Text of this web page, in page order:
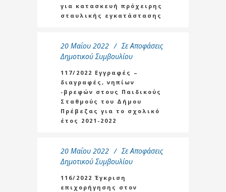
για κατασκευή πρόχειρης
σταυλικής εγκατάστασης
20 Μαΐου 2022 Σε Αποφάσεις
Δημοτικού Συμβουλίου
117/2022 Εγγραφές –
διαγραφές, νηπίων
-βρεφών στους Παιδικούς
Σταθμούς του Δήμου
Πρέβεζας για το σχολικό
έτος 2021-2022
20 Μαΐου 2022 Σε Αποφάσεις
Δημοτικού Συμβουλίου
116/2022 Έγκριση
επιχορήγησης στον